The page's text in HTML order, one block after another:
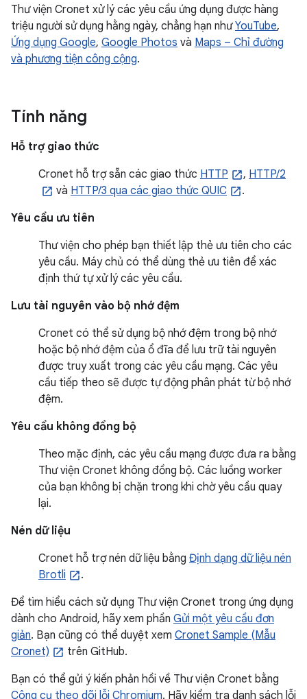
Thư viện Cronet xử lý các yêu cầu ứng dụng được hàng
triệu người sử dụng hằng ngày, chẳng hạn nhưYouTube,
Ứng dụng Google, Google Photos và Maps – Chỉ đường
và phương tiện công cộng.
Tính năng
Hỗ trợ giao thức
Cronet hỗ trợ sẵn các giao thức HTTP , HTTP/2
và HTTP/3 qua các giao thức QUIC
.
Yêu cầu ưu tiên
Thư viện cho phép bạn thiết lập thẻ ưu tiên cho các
yêu cầu. Máy chủ có thể dùng thẻ ưu tiên để xác
định thứ tự xử lý các yêu cầu.
Lưu tài nguyên vào bộ nhớ đệm
Cronet có thể sử dụng bộ nhớ đệm trong bộ nhớ
hoặc bộ nhớ đệm của ổ đĩa để lưu trữ tài nguyên
được truy xuất trong các yêu cầu mạng. Các yêu
cầu tiếp theo sẽ được tự động phân phát từ bộ nhớ
đệm.
Yêu cầu không đồng bộ
Theo mặc định, các yêu cầu mạng được đưa ra bằng
Thư viện Cronet không đồng bộ. Các luồng worker
của bạn không bị chặn trong khi chờ yêu cầu quay
lại.
Nén dữ liệu
Cronet hỗ trợ nén dữ liệu bằng Định dạng dữ liệu nén
Brotli
.
Để tìm hiểu cách sử dụng Thư viện Cronet trong ứng dụng
dành cho Android, hãy xem phần Gửi một yêu cầu đơn
giản. Bạn cũng có thể duyệt xem Cronet Sample (Mẫu
Cronet)
trên GitHub.
Bạn có thể gửi ý kiến phản hồi về Thư viện Cronet bằng
Công cụ theo dõi lỗi Chromium. Hãy kiểm tra danh sách lỗi